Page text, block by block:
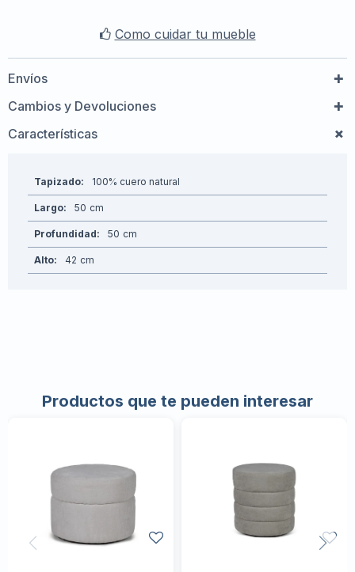
Como cuidar tu mueble
Envíos
Cambios y Devoluciones
Características
Tapizado 100% cuero natural
Largo 50
Profundidad 50
Alto 42
Productos que te pueden interesar